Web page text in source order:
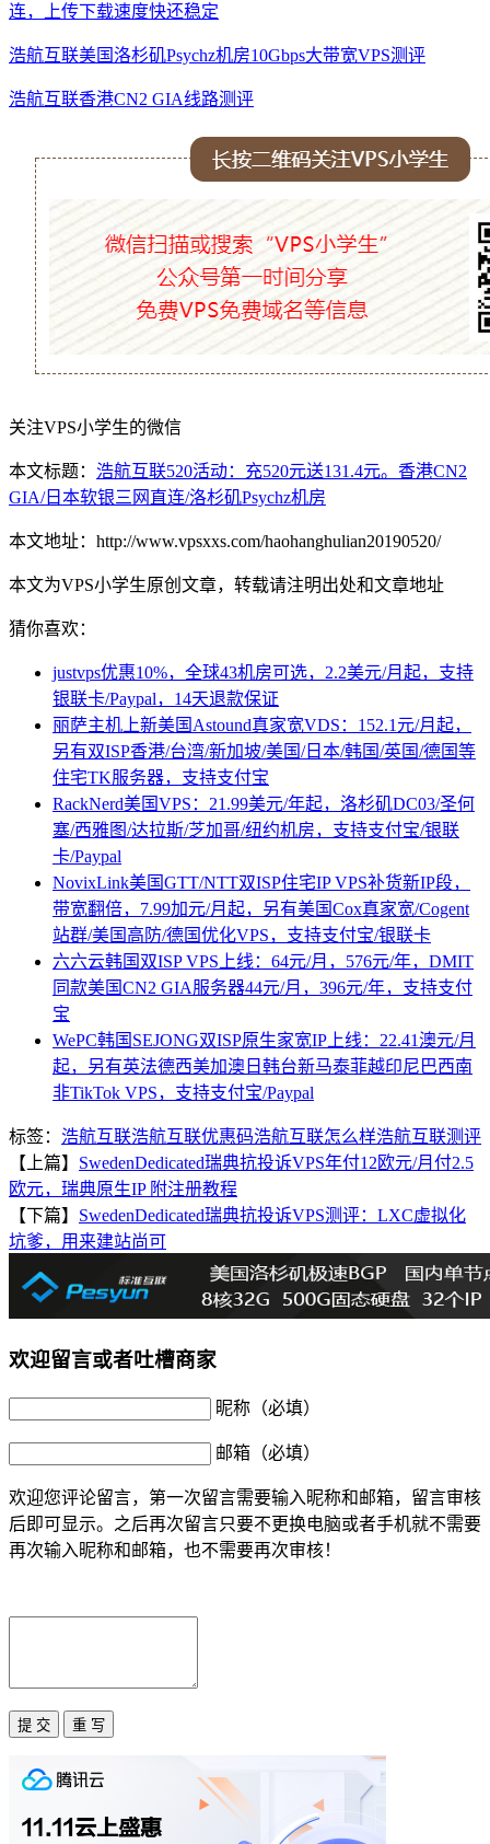
连，上传下载速度快还稳定
浩航互联美国洛杉矶Psychz机房10Gbps大带宽VPS测评
浩航互联香港CN2 GIA线路测评
关注VPS小学生的微信
本文标题： 浩航互联520活动：充520元送131.4元。香港CN2
GIA/日本软银三网直连/洛杉矶Psychz机房
本文地址：http://www.vpsxxs.com/haohanghulian20190520/
本文为VPS小学生原创文章，转载请注明出处和文章地址
猜你喜欢：
justvps优惠10%，全球43机房可选，2.2美元/月起，支持
银联卡/Paypal，14天退款保证
丽萨主机上新美国Astound真家宽VDS：152.1元/月起，
另有双ISP香港/台湾/新加坡/美国/日本/韩国/英国/德国等
住宅TK服务器，支持支付宝
RackNerd美国VPS：21.99美元/年起，洛杉矶DC03/圣何
塞/西雅图/达拉斯/芝加哥/纽约机房，支持支付宝/银联
卡/Paypal
NovixLink美国GTT/NTT双ISP住宅IP VPS补货新IP段，
带宽翻倍，7.99加元/月起，另有美国Cox真家宽/Cogent
站群/美国高防/德国优化VPS，支持支付宝/银联卡
六六云韩国双ISP VPS上线：64元/月，576元/年，DMIT
同款美国CN2 GIA服务器44元/月，396元/年，支持支付
宝
WePC韩国SEJONG双ISP原生家宽IP上线：22.41澳元/月
起，另有英法德西美加澳日韩台新马泰菲越印尼巴西南
非TikTok VPS，支持支付宝/Paypal
标签： 浩航互联浩航互联优惠码浩航互联怎么样浩航互联测评
【上篇】 SwedenDedicated瑞典抗投诉VPS年付12欧元/月付2.5
欧元，瑞典原生IP 附注册教程
【下篇】 SwedenDedicated瑞典抗投诉VPS测评：LXC虚拟化
坑爹，用来建站尚可
欢迎留言或者吐槽商家
昵称（必填）
邮箱（必填）
欢迎您评论留言，第一次留言需要输入昵称和邮箱，留言审核
后即可显示。之后再次留言只要不更换电脑或者手机就不需要
再次输入昵称和邮箱，也不需要再次审核！